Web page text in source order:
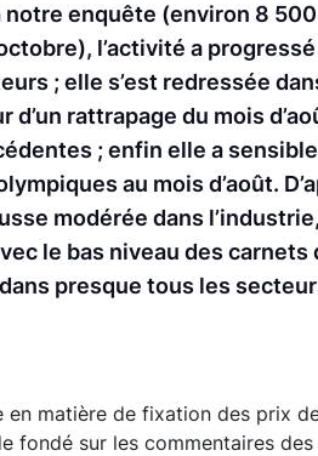
enquête (environ 8
l’activité a
; elle s’est redressée
rattrapage du mois
; enfin elle a
au mois d’août.
modérée dans
le bas niveau des
presque tous les
en matière de fixation des prix
fondé sur les commentaires